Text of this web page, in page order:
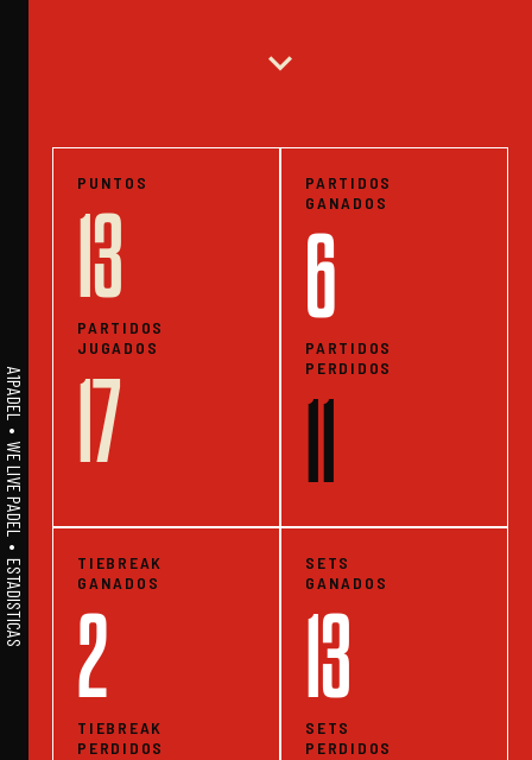
A1PADEL • WE LIVE PADEL • ESTADISTICAS
expand_more
PUNTOS
13
PARTIDOS
JUGADOS
17
PARTIDOS
GANADOS
6
PARTIDOS
PERDIDOS
11
TIEBREAK
GANADOS
2
TIEBREAK
PERDIDOS
SETS
GANADOS
13
SETS
PERDIDOS